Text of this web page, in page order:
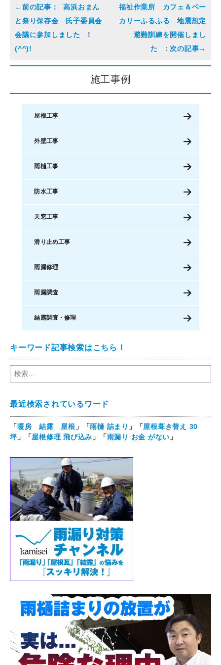
高浜おまん
と祭り保存会 氏子委員会
会議に参加しました !
(^^)!
福祉作業所 カフェ＆ベー
カリーふるふる 地震想定
避難訓練を開催しまし
た
施工事例
屋根工事
外壁工事
雨樋工事
防水工事
天窓工事
滑り止め工事
雨漏修理
雨漏調査
結露調査・修理
キーワード記事検索はこちら！
最近検索されているワード
「暖房 結露 屋根 」「雨樋 詰まり 」「屋根葺き替え 30
坪」「屋根修理 飛び込み 」「雨漏り お金 がない 」